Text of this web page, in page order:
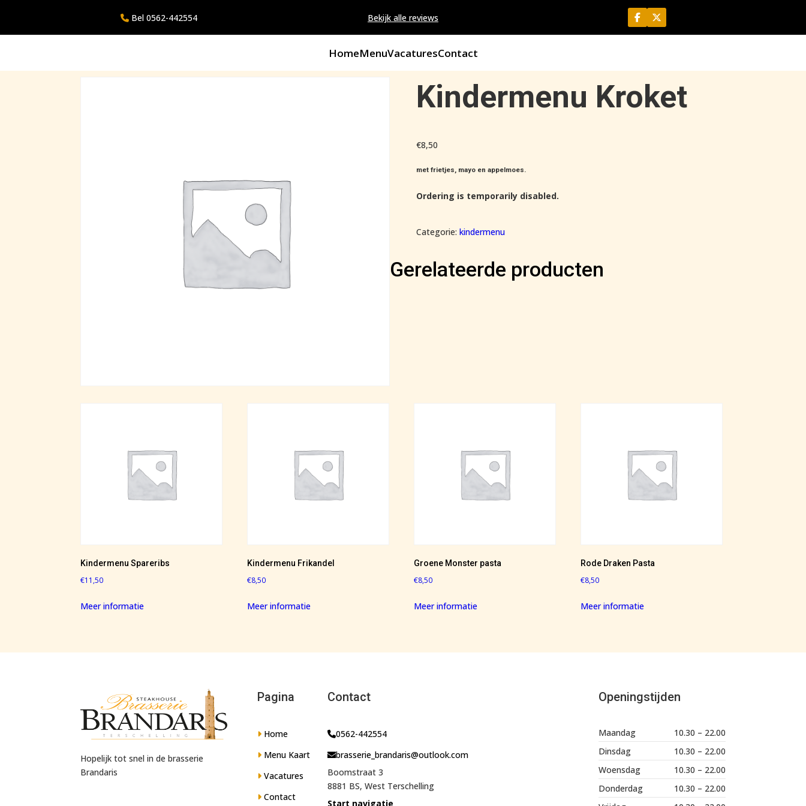
0562-442554 Bekijk alle reviews
HomeMenuVacaturesContact
Kindermenu Kroket
€8,50
met frietjes, mayo en appelmoes.
Ordering is temporarily disabled.
Categorie: kindermenu
Gerelateerde producten
Kindermenu Spareribs
€11,50
Meer informatie
Kindermenu Frikandel
€8,50
Meer informatie
Groene Monster pasta
€8,50
Meer informatie
Rode Draken Pasta
€8,50
Meer informatie
Hopelijk tot snel in de brasserie
Brandaris
Pagina
Home
Menu Kaart
Vacatures
Contact
Contact
0562-442554
brasserie_brandaris@outlook.com
Boomstraat 3
8881 BS, West Terschelling
Start navigatie
Openingstijden
Maandag
10.30 – 22.00
Dinsdag
10.30 – 22.00
Woensdag
10.30 – 22.00
Donderdag
10.30 – 22.00